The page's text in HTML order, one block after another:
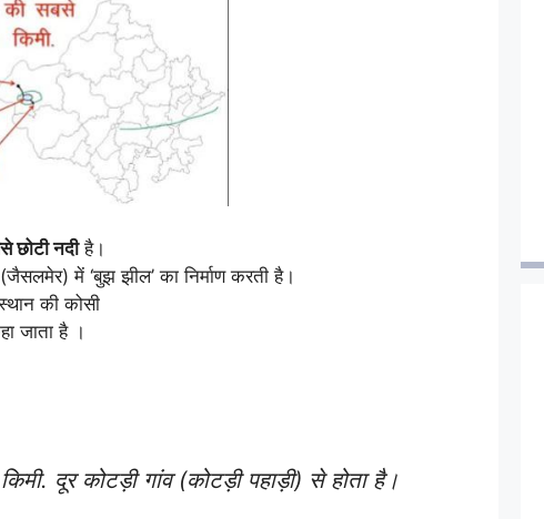
छोटीनदीहै।
में ‘बुझ झील’ का निर्माण करती है।
की कोसी
जाता है ।
दूर कोटड़ी गांव (कोटड़ी पहाड़ी) से होता है।